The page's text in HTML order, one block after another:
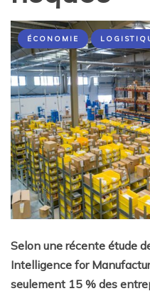
ÉCONOMIE
Selon une récente étude
Intelligence for
seulement 15 % des